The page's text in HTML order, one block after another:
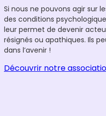
Si nous ne pouvons agir sur
des conditions
leur permet de devenir
résignés ou apathiques. Ils
dans l’avenir !
Découvrir notre